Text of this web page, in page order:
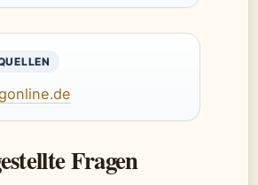
Fragen